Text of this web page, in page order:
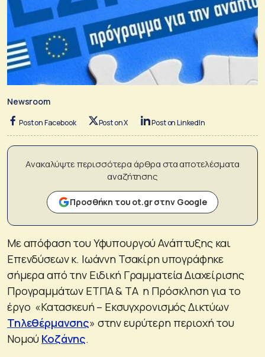
Newsroom
Post on Facebook Post on X Post on LinkedIn
Ανακαλύψτε περισσότερα άρθρα στα αποτελέσματα
αναζήτησης
Προσθήκη του ot.gr στην Google
Με απόφαση του Υφυπουργού Ανάπτυξης και
Επενδύσεων κ. Ιωάννη Τσακίρη υπογράφηκε
σήμερα από την Ειδική Γραμματεία Διαχείρισης
Προγραμμάτων ΕΤΠΑ & ΤΑ η Πρόσκληση για το
έργο «Κατασκευή – Εκσυγχρονισμός Δικτύων
Τηλεθέρμανσης» στην ευρύτερη περιοχή του
Νομού Κοζάνης.